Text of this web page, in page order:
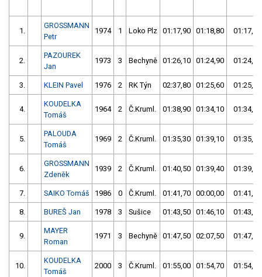
1.
GROSSMANN
Petr
1974 1 Loko Plz 01:17,90 01:18,80 01:17,90
2.
PAZOUREK
Jan
1973 3 Bechyně 01:26,10 01:24,90 01:24,90
3. KLEIN Pavel 1976 2 RK Týn 02:37,80 01:25,60 01:25,60
4.
KOUDELKA
Tomáš
1964 2 Č.Kruml. 01:38,90 01:34,10 01:34,10
5.
PALOUDA
Tomáš
1969 2 Č.Kruml. 01:35,30 01:39,10 01:35,30
6.
GROSSMANN
Zdeněk
1939 2 Č.Kruml. 01:40,50 01:39,40 01:39,40
7. SAIKO Tomáš 1986 0 Č.Kruml. 01:41,70 00:00,00 01:41,70
8. BUREŠ Jan 1978 3 Sušice 01:43,50 01:46,10 01:43,50
9.
MAYER
Roman
1971 3 Bechyně 01:47,50 02:07,50 01:47,50
10.
KOUDELKA
Tomáš
2000 3 Č.Kruml. 01:55,00 01:54,70 01:54,70